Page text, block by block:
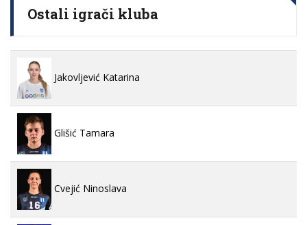
Ostali igrači kluba
Jakovljević Katarina
Glišić Tamara
Cvejić Ninoslava